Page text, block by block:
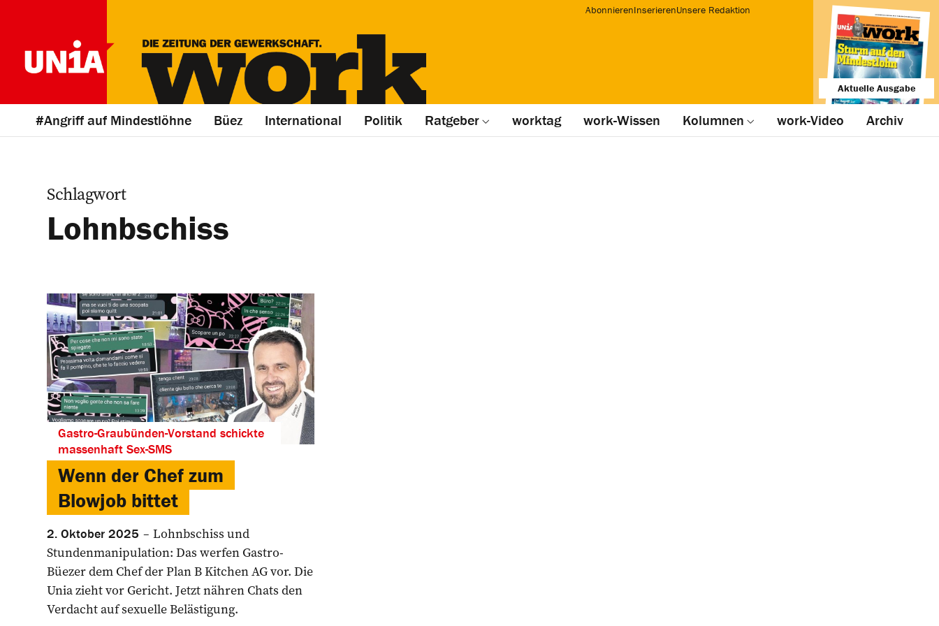
AbonnierenInserierenUnsere Redaktion
Aktuelle Ausgabe
#Angriff auf Mindestlöhne Büez International Politik Ratgeber worktag work-Wissen Kolumnen work-Video Archiv
Schlagwort
Lohnbschiss
Gastro-Graubünden-Vorstand schickte
massenhaft Sex-SMS
Wenn der Chef zum
Blowjob bittet
2. Oktober 2025
Lohnbschiss und
Stundenmanipulation: Das werfen Gastro-
Büezer dem Chef der Plan B Kitchen AG vor. Die
Unia zieht vor Gericht. Jetzt nähren Chats den
Verdacht auf sexuelle Belästigung.